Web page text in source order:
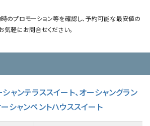
のプロモーション等を確認し、予約可能な最安値の
気軽にお問合せください。
ャンテラススイート、オーシャングラン
ーシャンペントハウススイート